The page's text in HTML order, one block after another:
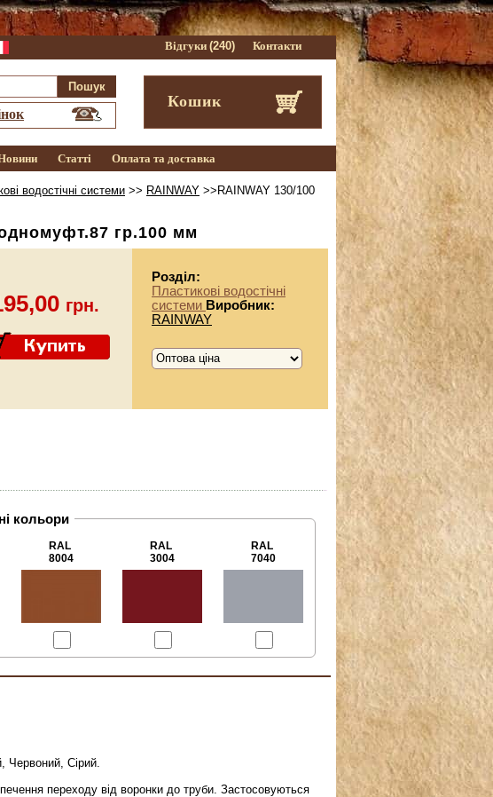
Відгуки (240) Контакти
Кошик
Статті Оплата та доставка
водостічні системи >> RAINWAY >>RAINWAY 130/100
гр.100 мм
грн.
Розділ:
Пластикові водостічні
системи Виробник:
RAINWAY
кольори
RAL
8004
RAL
3004
RAL
7040
Червоний, Сірий.
переходу від воронки до труби. Застосовуються